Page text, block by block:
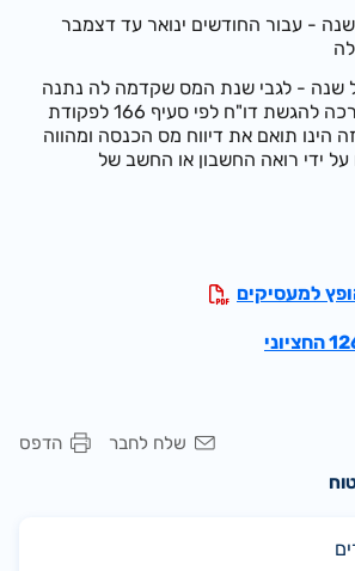
שנה - עבור החודשים ינואר עד דצמבר
נתנה
לכלל המעסיקים ארכה להגשת דו"ח לפי סעיף 166 לפקודת
הינו תואם את דיווח מס הכנסה ומהווה
ידי רואה החשבון או החשב של
למעסיקים
הדפס
שלח לחבר